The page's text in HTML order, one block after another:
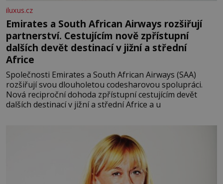
iluxus.cz
Emirates a South African Airways rozšiřují
partnerství. Cestujícím nově zpřístupní
dalších devět destinací v jižní a střední
Africe
Společnosti Emirates a South African Airways (SAA)
rozšiřují svou dlouholetou codesharovou spolupráci.
Nová reciproční dohoda zpřístupní cestujícím devět
dalších destinací v jižní a střední Africe a u